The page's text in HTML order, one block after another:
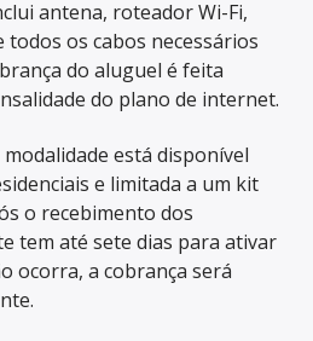
antena, roteador Wi-Fi,
os cabos necessários
do aluguel é feita
do plano de internet.
está disponível
e limitada a um kit
o recebimento dos
tem até sete dias para ativar
ocorra, a cobrança será